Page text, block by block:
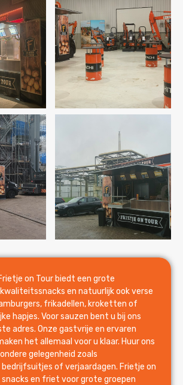
on Tour biedt een grote
en natuurlijk ook verse
frikadellen, kroketten of
hapjes. Voor sauzen bent u bij ons
adres. Onze gastvrije en ervaren
het allemaal voor u klaar. Huur ons
gelegenheid zoals
of verjaardagen. Frietje on
snacks en friet voor grote groepen